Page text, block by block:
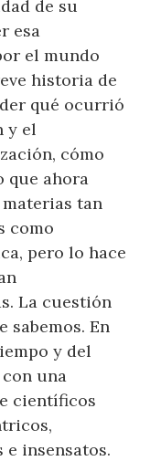
de su
esa
el mundo
historia de
qué ocurrió
y el
cómo
que ahora
tan
como
pero lo hace
La cuestión
sabemos. En
y del
una
científicos
e insensatos.